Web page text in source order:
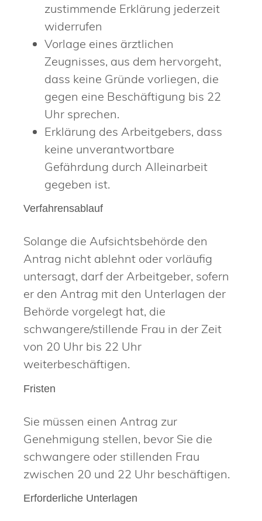
zustimmende Erklärung jederzeit
widerrufen
Vorlage eines ärztlichen
Zeugnisses, aus dem hervorgeht,
dass keine Gründe vorliegen, die
gegen eine Beschäftigung bis 22
Uhr sprechen.
Erklärung des Arbeitgebers, dass
keine unverantwortbare
Gefährdung durch Alleinarbeit
gegeben ist.
Verfahrensablauf
Solange die Aufsichtsbehörde den
Antrag nicht ablehnt oder vorläufig
untersagt, darf der Arbeitgeber, sofern
er den Antrag mit den Unterlagen der
Behörde vorgelegt hat, die
schwangere/stillende Frau in der Zeit
von 20 Uhr bis 22 Uhr
weiterbeschäftigen.
Fristen
Sie müssen einen Antrag zur
Genehmigung stellen, bevor Sie die
schwangere oder stillenden Frau
zwischen 20 und 22 Uhr beschäftigen.
Erforderliche Unterlagen